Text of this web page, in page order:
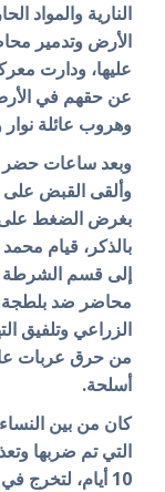
النارية والمواد
الأرض وتدمير
عليها، ودارت
عن حقهم في
وهروب عائلة نوار
وبعد ساعات حضر
بغرض الضغط على
بالذكر، قيام محمد
إلى قسم الشرطة
محاضر ضد بلطجة
الزراعي وتلفيق
من حرق عربات
أسلحة.
كان من بين
التي تم ضربها